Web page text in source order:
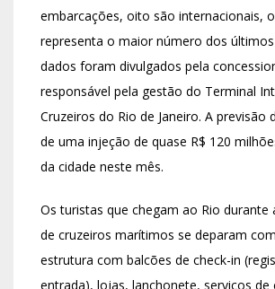
embarcações, oito são internacionais,
representa o maior número dos
dados foram divulgados pela
responsável pela gestão do Terminal
Cruzeiros do Rio de Janeiro. A previsão
de uma injeção de quase R$ 120
da cidade neste mês.
Os turistas que chegam ao Rio durante
de cruzeiros marítimos se deparam
estrutura com balcões de check-in
entrada), lojas, lanchonete, serviços de